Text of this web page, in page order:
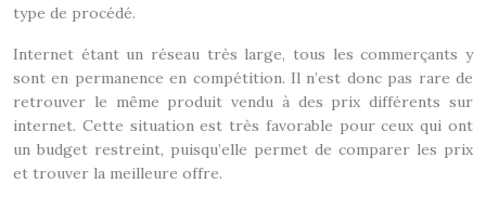
type de procédé.
Internet étant un réseau très large, tous les commerçants y
sont en permanence en compétition. Il n’est donc pas rare de
retrouver le même produit vendu à des prix différents sur
internet. Cette situation est très favorable pour ceux qui ont
un budget restreint, puisqu’elle permet de comparer les prix
et trouver la meilleure offre.